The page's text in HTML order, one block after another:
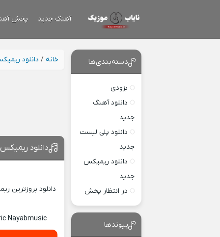
آهنگ جدید پخش
خانه / دانلود
دانلود
دانلود بروزترین
Nayabmusic
دسته‌بندی‌ها
بزودی
دانلود آهنگ
جدید
دانلود پلی لیست
جدید
دانلود ریمیکس
جدید
در انتظار پخش
پیوندها